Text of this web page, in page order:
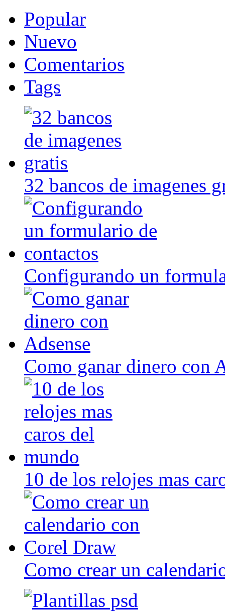
Popular
Nuevo
Comentarios
Tags
32 bancos de imagenes
Configurando un
Como ganar dinero con
10 de los relojes mas
Como crear un